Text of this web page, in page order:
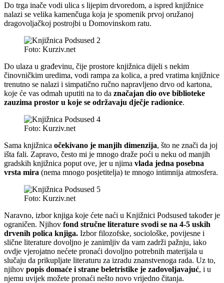
Do trga inače vodi ulica s lijepim drvoredom, a ispred knjižnice
nalazi se velika kamenčuga koja je spomenik prvoj oružanoj
dragovoljačkoj postrojbi u Domovinskom ratu.
Foto: Kurziv.net
Do ulaza u građevinu, čije prostore knjižnica dijeli s nekim
činovničkim uredima, vodi rampa za kolica, a pred vratima knjižnice
trenutno se nalazi i simpatično ručno napravljeno drvo od kartona,
koje će vas odmah uputiti na to da značajan dio ove biblioteke
zauzima prostor u koje se održavaju dječje radionice.
Foto: Kurziv.net
Sama knjižnica očekivano je manjih dimenzija, što ne znači da joj
išta fali. Zapravo, često mi je mnogo draže poći u neku od manjih
gradskih knjižnica poput ove, jer u njima vlada jedna posebna
vrsta mira (nema mnogo posjetitelja) te mnogo intimnija atmosfera.
Foto: Kurziv.net
Naravno, izbor knjiga koje ćete naći u Knjižnici Podsused također je
ograničen. Njihov fond stručne literature svodi se na 4-5 uskih
drvenih polica knjiga. Izbor filozofske, sociološke, povijesne i
slične literature dovoljno je zanimljiv da vam zadrži pažnju, iako
ovdje vjerojatno nećete pronaći dovoljno potrebnih materijala u
slučaju da prikupljate literaturu za izradu znanstvenoga rada. Uz to,
njihov popis domaće i strane beletristike je zadovoljavajuć, i u
njemu uvijek možete pronaći nešto novo vrijedno čitanja.